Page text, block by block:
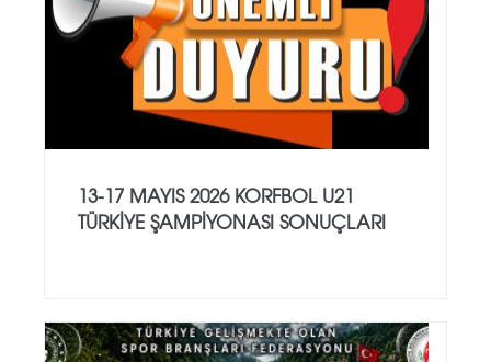
13-17 MAYIS 2026 KORFBOL U21
TÜRKİYE ŞAMPİYONASI SONUÇLARI